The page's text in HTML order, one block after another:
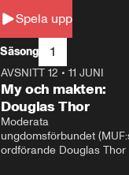
Spela upp
Säsong 1
AVSNITT 12 • 11 JUNI
My och makten:
Douglas Thor
Moderata
ungdomsförbundet
ordförande Douglas Thor